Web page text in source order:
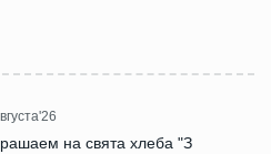
на свята хлеба "З